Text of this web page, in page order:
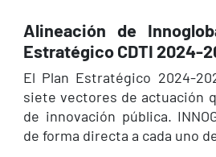
Alineación de
Estratégico CDTI 2024-
El Plan Estratégico 2024-
siete vectores de actuación
de innovación pública.
de forma directa a cada uno